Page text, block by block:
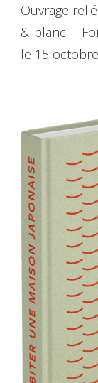
Ouvrage
& blanc –
le 15 octobre